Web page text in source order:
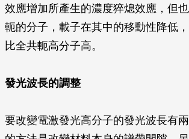
效應增加所產生的濃度猝熄效應，但
軛的分子，載子在其中的移動性降低
比全共軛高分子高。
發光波長的調整
要改變電激發光高分子的發光波長有